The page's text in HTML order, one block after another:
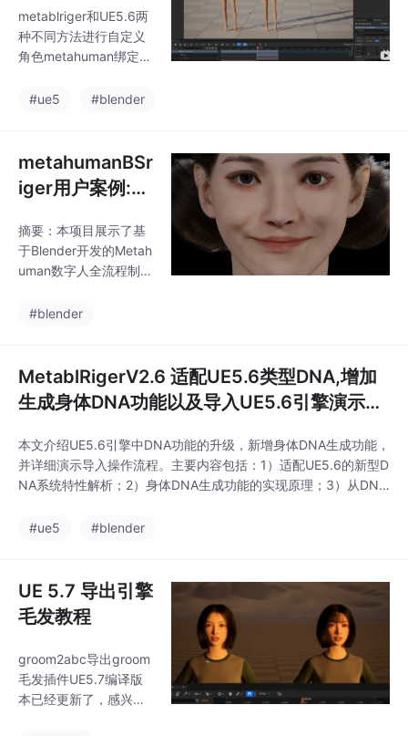
色metahuman
绑定教程以及效
metablriger和UE5.6两
种不同方法进行自定义
角色metahuman绑定教
#ue5
#blender
metahumanBSr
iger用户案例:bl
流程效果展示(开
发中)
摘要：本项目展示了基
于Blender开发的Metah
uman数字人全流程制作
阶段。通过BSrigger技
控制，呈现了逼真的面
部表情与肢体动作效
果。开发中的功能包括
捉集成等，旨在打造完
整的数字人创作解决方
案。该案例演示了从基
流程工作，为虚拟数字
#blender
MetablRigerV2.6 适配UE5.6类型DNA,增加
生成身体DNA功能以及导入UE5.6引擎演示操
本文介绍UE5.6引擎中DNA功能的升级，新增身体DNA生成功能，
并详细演示导入操作流程。主要内容包括：1）适配UE5.6的新型D
NA系统特性解析；2）身体DNA生成功能的实现原理；3）从DNA
用。教程采用分步说明方式，确保用户能顺利完成DNA数据在UE
#ue5 #blender
UE 5.7 导出引擎
毛发教程
groom2abc导出groom
毛发插件UE5.7编译版
本已经更新了，感兴趣